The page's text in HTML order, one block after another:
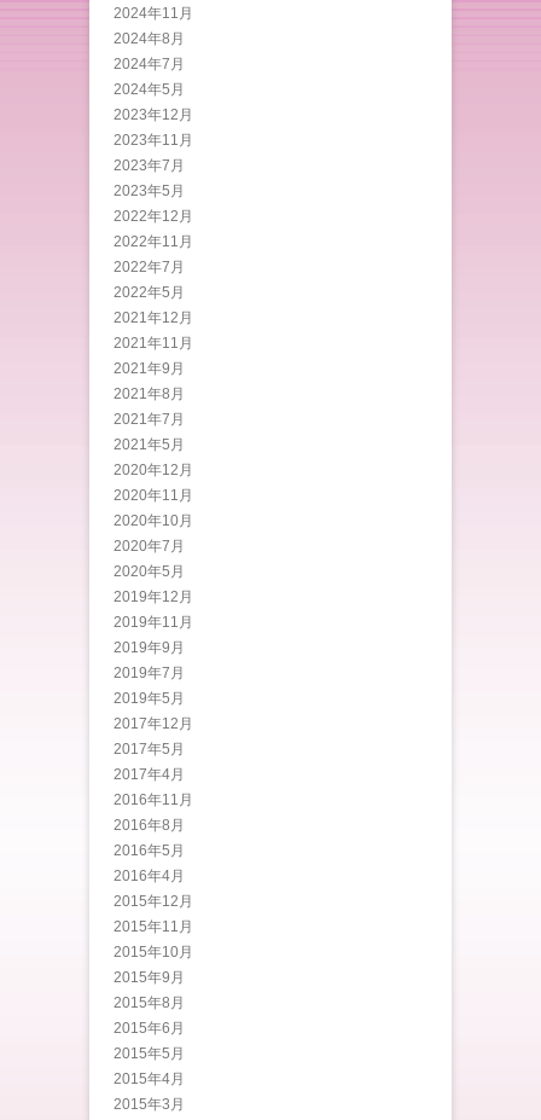
2024年11月
2024年8月
2024年7月
2024年5月
2023年12月
2023年11月
2023年7月
2023年5月
2022年12月
2022年11月
2022年7月
2022年5月
2021年12月
2021年11月
2021年9月
2021年8月
2021年7月
2021年5月
2020年12月
2020年11月
2020年10月
2020年7月
2020年5月
2019年12月
2019年11月
2019年9月
2019年7月
2019年5月
2017年12月
2017年5月
2017年4月
2016年11月
2016年8月
2016年5月
2016年4月
2015年12月
2015年11月
2015年10月
2015年9月
2015年8月
2015年6月
2015年5月
2015年4月
2015年3月